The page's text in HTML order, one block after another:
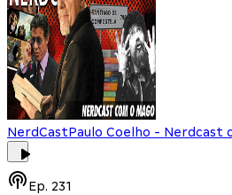
NerdCastPaulo Coelho - Nerdcast
Ep. 231